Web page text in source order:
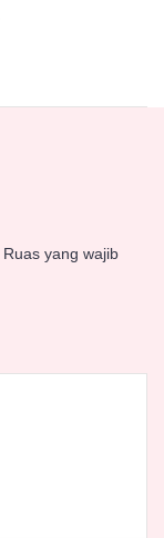
Ruas yang wajib